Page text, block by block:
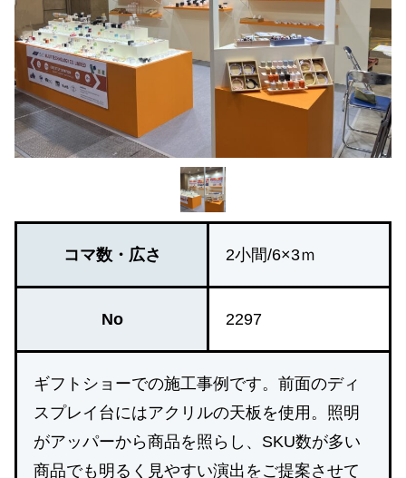
コマ数・広さ 2小間/6×3ｍ
No 2297
ギフトショーでの施工事例です。前面のディ
スプレイ台にはアクリルの天板を使用。照明
がアッパーから商品を照らし、SKU数が多い
商品でも明るく見やすい演出をご提案させて